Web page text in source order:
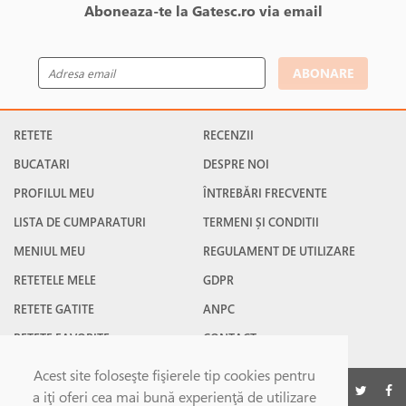
Acest site foloseşte fişierele tip cookies pentru
a iţi oferi cea mai bună experienţă de utilizare
Aboneaza-te la Gatesc.ro via email
ABONARE
RETETE
BUCATARI
PROFILUL MEU
LISTA DE CUMPARATURI
MENIUL MEU
RETETELE MELE
RETETE GATITE
RETETE FAVORITE
RECENZII
DESPRE NOI
ÎNTREBĂRI FRECVENTE
TERMENI ȘI CONDITII
REGULAMENT DE UTILIZARE
GDPR
ANPC
CONTACT
©Gatesc.ro 2026